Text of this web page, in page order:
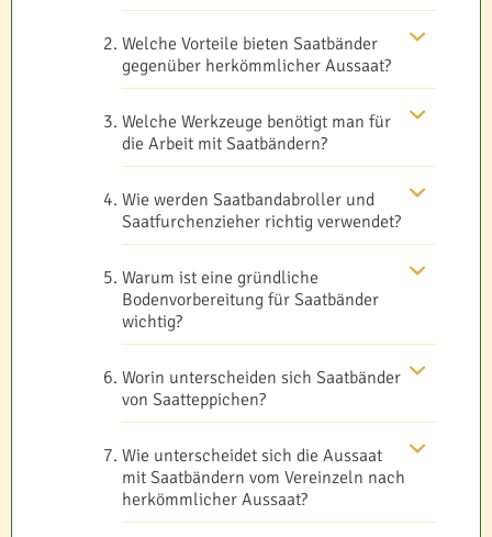
Welche Vorteile bieten Saatbänder
gegenüber herkömmlicher Aussaat?
Welche Werkzeuge benötigt man für
die Arbeit mit Saatbändern?
Wie werden Saatbandabroller und
Saatfurchenzieher richtig verwendet?
Warum ist eine gründliche
Bodenvorbereitung für Saatbänder
wichtig?
Worin unterscheiden sich Saatbänder
von Saatteppichen?
Wie unterscheidet sich die Aussaat
mit Saatbändern vom Vereinzeln nach
herkömmlicher Aussaat?